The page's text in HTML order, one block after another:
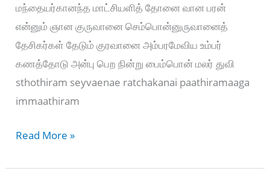
மந்தையர்கானந்த மாட்சியளித் தோனை வான பரன்
என்னும் ஞான குருவானை செம்பொன்னுருவானைத்
தேசிகர்கள் தேடும் குரவானை அம்பரமேவிய உம்பர்
கணத்தோடு அன்பு பெற நின்று பைம்பொன் மலர் துவி
sthothiram seyvaenae ratchakanai paathiramaaga
immaathiram
ஸ்தோதிரம்
Read More »